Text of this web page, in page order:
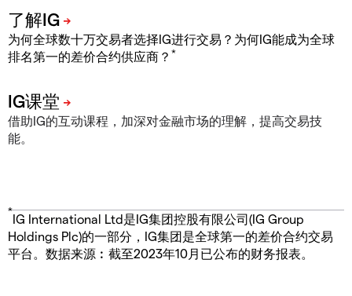
为何全球数十万交易者选择IG进行交易？为何IG能成为全球
排名第一的差价合约供应商？ *
借助IG的互动课程，加深对金融市场的理解，提高交易技
能。
*
IG International Ltd是IG集团控股有限公司(IG Group
Holdings Plc)的一部分，IG集团是全球第一的差价合约交易
平台。数据来源︰截至2023年10月已公布的财务报表。